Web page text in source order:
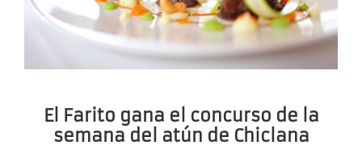
El Farito gana el concurso de la
semana del atún de Chiclana